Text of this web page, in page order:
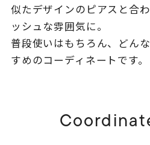
メンズ
リングサイズ
似たデザインのピアスと合
ッシュな雰囲気に。
普段使いはもちろん、どん
すめのコーディネートです。